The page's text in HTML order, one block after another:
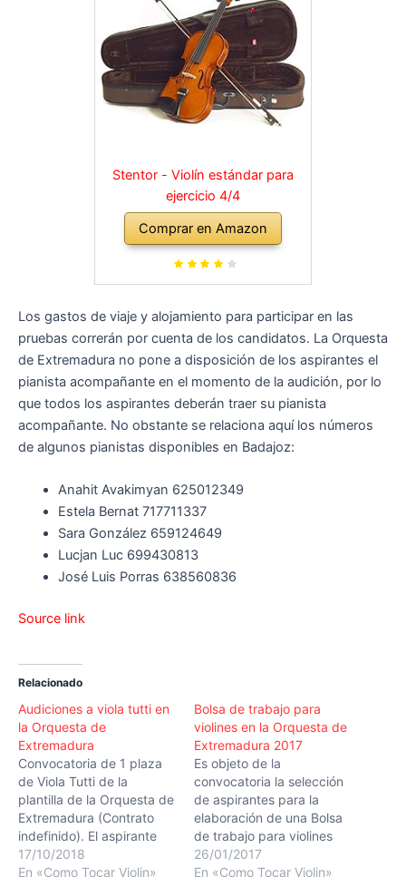
Stentor - Violín estándar para
ejercicio 4/4
Comprar en Amazon
Los gastos de viaje y alojamiento para participar en las
pruebas correrán por cuenta de los candidatos. La Orquesta
de Extremadura no pone a disposición de los aspirantes el
pianista acompañante en el momento de la audición, por lo
que todos los aspirantes deberán traer su pianista
acompañante. No obstante se relaciona aquí los números
de algunos pianistas disponibles en Badajoz:
Anahit Avakimyan 625012349
Estela Bernat 717711337
Sara González 659124649
Lucjan Luc 699430813
José Luis Porras 638560836
Source link
Relacionado
Audiciones a viola tutti en
la Orquesta de
Extremadura
Convocatoria de 1 plaza
de Viola Tutti de la
plantilla de la Orquesta de
Extremadura (Contrato
indefinido). El aspirante
que supere las audiciones
2018 de viola tutti a la que
17/10/2018
En «Como Tocar Violin»
Bolsa de trabajo para
violines en la Orquesta de
Extremadura 2017
Es objeto de la
convocatoria la selección
de aspirantes para la
elaboración de una Bolsa
de trabajo para violines
tutti. Los aspirantes que
pasarán a integrar la Bolsa
26/01/2017
En «Como Tocar Violin»